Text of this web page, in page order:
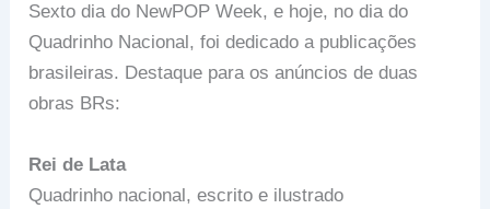
Sexto dia do NewPOP Week, e hoje, no dia do
Quadrinho Nacional, foi dedicado a publicações
brasileiras. Destaque para os anúncios de duas
obras BRs:
Rei de Lata
Quadrinho nacional, escrito e ilustrado